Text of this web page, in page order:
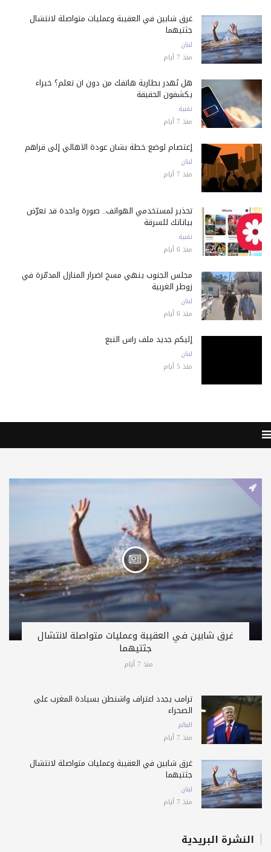
غرق شابين في العقيبة وعمليات متواصلة لانتشال
جثتيهما
لبنان
منذ 7 أيام
هل تُهدر بطارية هاتفك من دون أن تعلم؟ خبراء
يكشفون الحقيقة
تقنية
منذ 7 أيام
إعتصام لوضع خطة بشأن عودة الأهالي إلى قراهم
لبنان
منذ 7 أيام
تحذير لمستخدمي الهواتف.. صورة واحدة قد تعرّض
بياناتك للسرقة
تقنية
منذ 6 أيام
مجلس الجنوب ينهي مسح أضرار المنازل المدمّرة في
زوطر الغربية
لبنان
منذ 6 أيام
إليكم جديد ملف رأس النبع
لبنان
منذ 5 أيام
غرق شابين في العقيبة وعمليات متواصلة لانتشال
جثتيهما
منذ 7 أيام
ترامب يجدد اعتراف واشنطن بسيادة المغرب على
الصحراء
العالم
منذ 7 أيام
غرق شابين في العقيبة وعمليات متواصلة لانتشال
جثتيهما
لبنان
منذ 7 أيام
النشرة البريدية